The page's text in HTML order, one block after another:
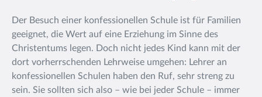
Der Besuch einer konfessionellen Schule ist für Familien
geeignet, die Wert auf eine Erziehung im Sinne des
Christentums legen. Doch nicht jedes Kind kann mit der
dort vorherrschenden Lehrweise umgehen: Lehrer an
konfessionellen Schulen haben den Ruf, sehr streng zu
sein. Sie sollten sich also – wie bei jeder Schule – immer